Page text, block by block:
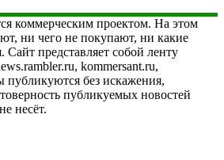
коммерческим проектом. На этом
ни чего не покупают, ни какие
Сайт представляет собой ленту
kommersant.ru,
публикуются без искажения,
публикуемых новостей
несёт.